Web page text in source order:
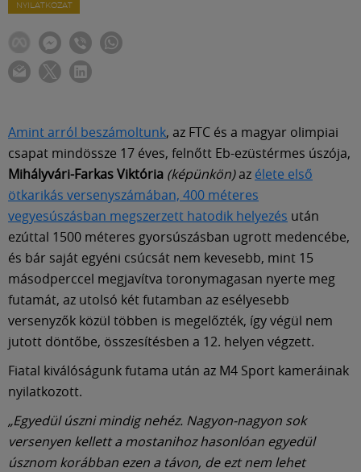
NYILATKOZAT
Amint arról beszámoltunk, az FTC és a magyar olimpiai
csapat mindössze 17 éves, felnőtt Eb-ezüstérmes úszója,
Mihályvári-Farkas Viktória (képünkön)az élete első
ötkarikás versenyszámában, 400 méteres
vegyesúszásban megszerzett hatodik helyezés után
ezúttal 1500 méteres gyorsúszásban ugrott medencébe,
és bár saját egyéni csúcsát nem kevesebb, mint 15
másodperccel megjavítva toronymagasan nyerte meg
futamát, az utolsó két futamban az esélyesebb
versenyzők közül többen is megelőzték, így végül nem
jutott döntőbe, összesítésben a 12. helyen végzett.
Fiatal kiválóságunk futama után az M4 Sport kameráinak
nyilatkozott.
„Egyedül úszni mindig nehéz. Nagyon-nagyon sok
versenyen kellett a mostanihoz hasonlóan egyedül
úsznom korábban ezen a távon, de ezt nem lehet
Klub
Szolgáltatások
Közösség
Múzeum
English